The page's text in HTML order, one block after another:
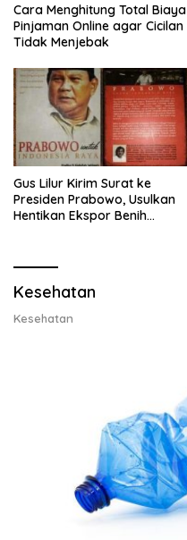
Cara Menghitung Total Biaya
Pinjaman Online agar Cicilan
Tidak Menjebak
Gus Lilur Kirim Surat ke
Presiden Prabowo, Usulkan
Hentikan Ekspor Benih
Kesehatan
Kesehatan